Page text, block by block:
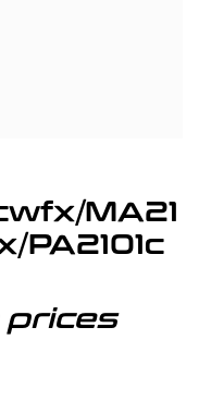
MA21
PA2101c
prices